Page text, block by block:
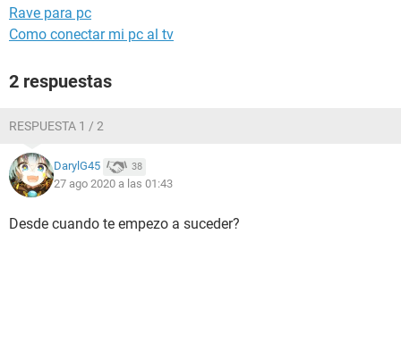
Rave para pc
Como conectar mi pc al tv
2 respuestas
RESPUESTA 1 / 2
DarylG45 38
27 ago 2020 a las 01:43
Desde cuando te empezo a suceder?